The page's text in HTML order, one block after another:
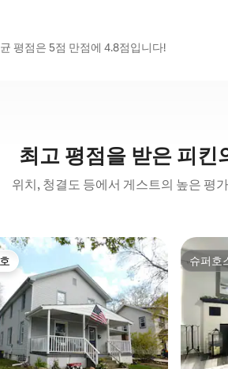
평점은 5점 만점에 4.8점입니다!
최고 평점을 받은 피킨
위치, 청결도 등에서 게스트의 높은 평
슈퍼호
슈퍼호